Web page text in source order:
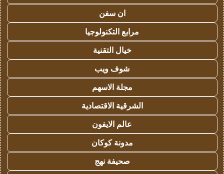
ان سفن
مرابع التكنولوجيا
خيال التقنية
شوف ويب
مجلة الاسهم
الشرقية الاقتصادية
عالم الايفون
مدونة كوكان
صحيفة نهج